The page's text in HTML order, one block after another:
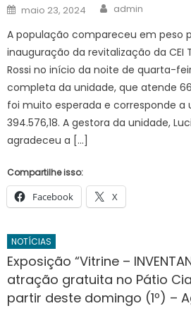
Posted
on
maio 23, 2024 Author
admin
A população compareceu em peso
inauguração da revitalização da CEI
Rossi no início da noite de quarta-
completa da unidade, que atende
foi muito esperada e corresponde a
394.576,18. A gestora da unidade,
agradeceu a […]
Compartilhe isso:
Facebook X
NOTÍCIAS
Exposição “Vitrine –
atração gratuita no Pátio
partir deste domingo (1º) –